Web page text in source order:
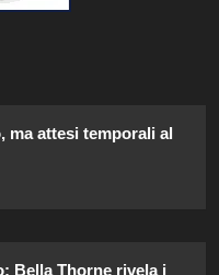
ma attesi temporali al
Bella Thorne rivela i